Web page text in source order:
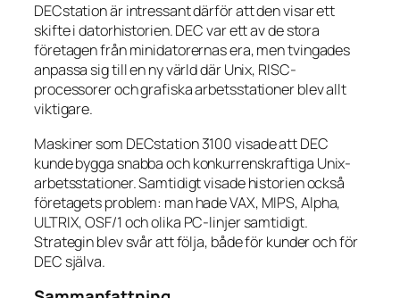
DECstation är intressant därför att den visar ett
skifte i datorhistorien. DEC var ett av de stora
företagen från minidatorernas era, men tvingades
anpassa sig till en ny värld där Unix, RISC-
processorer och grafiska arbetsstationer blev allt
viktigare.
Maskiner som DECstation 3100 visade att DEC
kunde bygga snabba och konkurrenskraftiga Unix-
arbetsstationer. Samtidigt visade historien också
företagets problem: man hade VAX, MIPS, Alpha,
ULTRIX, OSF/1 och olika PC-linjer samtidigt.
Strategin blev svår att följa, både för kunder och för
DEC själva.